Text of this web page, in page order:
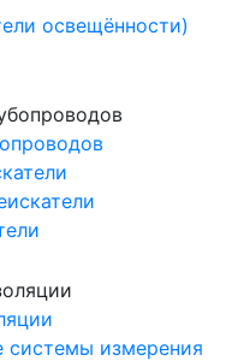
освещённости)
системы измерения